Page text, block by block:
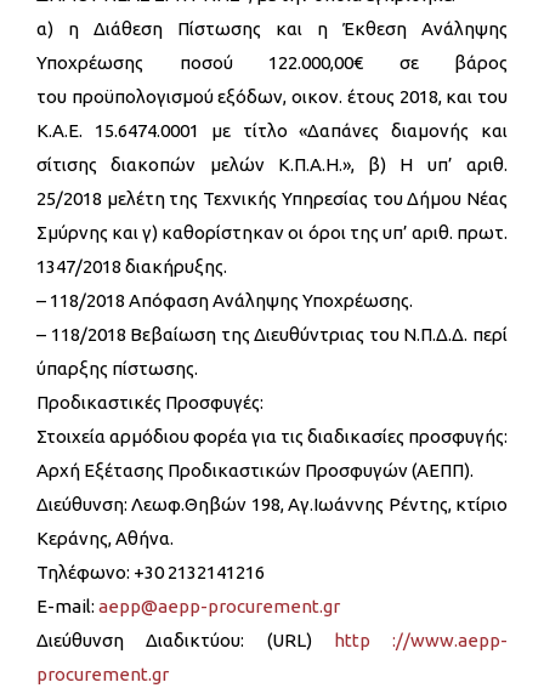
α) η Διάθεση Πίστωσης και η Έκθεση Ανάληψης
Υποχρέωσης ποσού 122.000,00€ σε βάρος
του προϋπολογισμού εξόδων, οικον. έτους 2018, και του
Κ.Α.Ε. 15.6474.0001 με τίτλο «Δαπάνες διαμονής και
σίτισης διακοπών μελών Κ.Π.Α.Η.», β) Η υπ’ αριθ.
25/2018 μελέτη της Τεχνικής Υπηρεσίας του Δήμου Νέας
Σμύρνης και γ) καθορίστηκαν οι όροι της υπ’ αριθ. πρωτ.
1347/2018 διακήρυξης.
– 118/2018 Απόφαση Ανάληψης Υποχρέωσης.
– 118/2018 Βεβαίωση της Διευθύντριας του Ν.Π.Δ.Δ. περί
ύπαρξης πίστωσης.
Προδικαστικές Προσφυγές:
Στοιχεία αρμόδιου φορέα για τις διαδικασίες προσφυγής:
Αρχή Εξέτασης Προδικαστικών Προσφυγών (ΑΕΠΠ).
Διεύθυνση: Λεωφ.Θηβών 198, Αγ.Ιωάννης Ρέντης, κτίριο
Κεράνης, Αθήνα.
Τηλέφωνο: +30 2132141216
Ε-mail: aepp@aepp-procurement.gr
Διεύθυνση Διαδικτύου: (URL) http ://www.aepp-
procurement.gr